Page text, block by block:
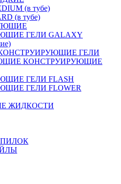
(в тубе)
(в тубе)
ГЕЛИ GALAXY
ГЕЛИ
КОНСТРУИРУЮЩИЕ
ГЕЛИ FLASH
ГЕЛИ FLOWER
ЖИДКОСТИ